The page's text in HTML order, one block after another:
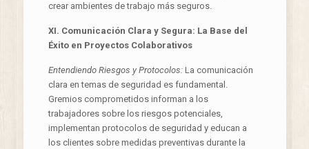
crear ambientes de trabajo más seguros.
XI. Comunicación Clara y Segura: La Base del
Éxito en Proyectos Colaborativos
Entendiendo Riesgos y Protocolos:La comunicación
clara en temas de seguridad es fundamental.
Gremios comprometidos informan a los
trabajadores sobre los riesgos potenciales,
implementan protocolos de seguridad y educan a
los clientes sobre medidas preventivas durante la